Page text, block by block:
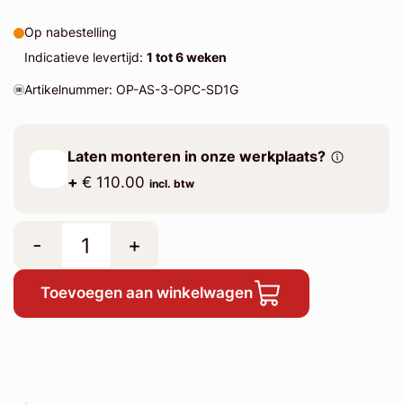
Op nabestelling
Indicatieve levertijd: 1 tot 6 weken
Artikelnummer: OP-AS-3-OPC-SD1G
Laten monteren in onze werkplaats?
+ € 110.00 incl. btw
- +
Toevoegen aan winkelwagen